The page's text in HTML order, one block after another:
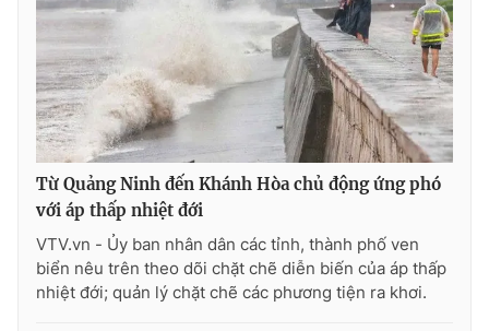
Ðiện thoại Thời báo VTV:
024.66 897 897
Email: toasoan@vtv.vn
Liên hệ quảng cáo:
024-7300.7108
Từ Quảng Ninh đến Khánh Hòa chủ động ứng phó
với áp thấp nhiệt đới
VTV.vn - Ủy ban nhân dân các tỉnh, thành phố ven
biển nêu trên theo dõi chặt chẽ diễn biến của áp thấp
nhiệt đới; quản lý chặt chẽ các phương tiện ra khơi.